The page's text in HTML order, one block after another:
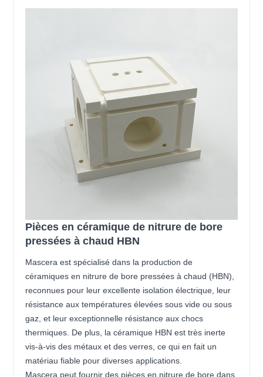
Pièces en céramique de nitrure de bore
pressées à chaud HBN
Mascera est spécialisé dans la production de
céramiques en nitrure de bore pressées à chaud (HBN),
reconnues pour leur excellente isolation électrique, leur
résistance aux températures élevées sous vide ou sous
gaz, et leur exceptionnelle résistance aux chocs
thermiques. De plus, la céramique HBN est très inerte
vis-à-vis des métaux et des verres, ce qui en fait un
matériau fiable pour diverses applications.
Mascera peut fournir des pièces en nitrure de bore dans